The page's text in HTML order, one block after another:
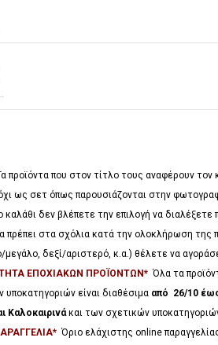
προϊόντα που στον τίτλο τους αναφέρουν τον
ως σετ όπως παρουσιάζονται στην
δεν βλέπετε την επιλογή να διαλέξετε
πρέπει στα σχόλια κατά την ολοκλήρωση της
μεγάλο, δεξί/αριστερό, κ.α.) θέλετε να
ΕΠΟΧΙΑΚΩΝ ΠΡΟΪΟΝΤΩΝ* Όλα τα
είναι διαθέσιμα από 26/10
Καλοκαιρινάκαι των σχετικών
Όριο ελάχιστης online